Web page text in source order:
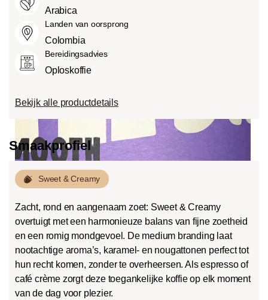
Arabica
Landen van oorsprong
Colombia
Bereidingsadvies
Oploskoffie
Bekijk alle productdetails
Smaakprofiel
Sweet & Creamy
Zacht, rond en aangenaam zoet: Sweet & Creamy
overtuigt met een harmonieuze balans van fijne zoetheid
en een romig mondgevoel. De medium branding laat
nootachtige aroma’s, karamel- en nougattonen perfect tot
hun recht komen, zonder te overheersen. Als espresso of
café crème zorgt deze toegankelijke koffie op elk moment
van de dag voor plezier.